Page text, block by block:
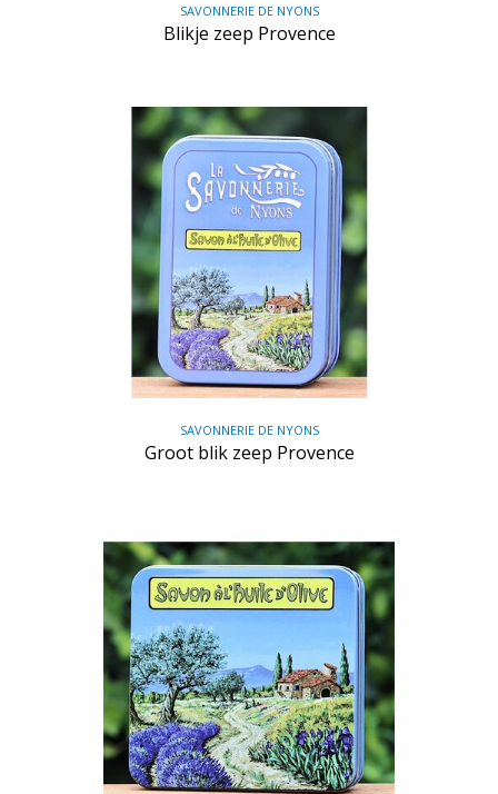
SAVONNERIE DE NYONS
Blikje zeep Provence
SAVONNERIE DE NYONS
Groot blik zeep Provence